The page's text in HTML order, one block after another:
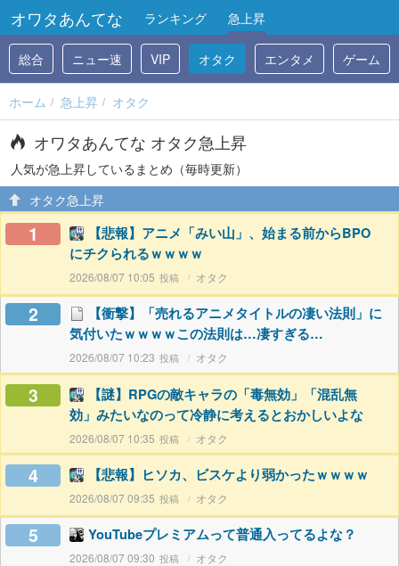
オワタあんてな ランキング 急上昇
総合 ニュー速 VIP オタク エンタメ ゲーム
ホーム 急上昇 オタク
オワタあんてな オタク急上昇
人気が急上昇しているまとめ（毎時更新）
オタク急上昇
1
【悲報】アニメ「みい山」、始まる前からBPO
にチクられるｗｗｗｗ
2026/08/07 10:05 オタク
2
【衝撃】「売れるアニメタイトルの凄い法則」に
気付いたｗｗｗｗこの法則は…凄すぎる…
2026/08/07 10:23 オタク
3
【謎】RPGの敵キャラの「毒無効」「混乱無
効」みたいなのって冷静に考えるとおかしいよな
2026/08/07 10:35 オタク
4 【悲報】ヒソカ、ビスケより弱かったｗｗｗｗ
2026/08/07 09:35 オタク
5 YouTubeプレミアムって普通入ってるよな？
2026/08/07 09:30 オタク